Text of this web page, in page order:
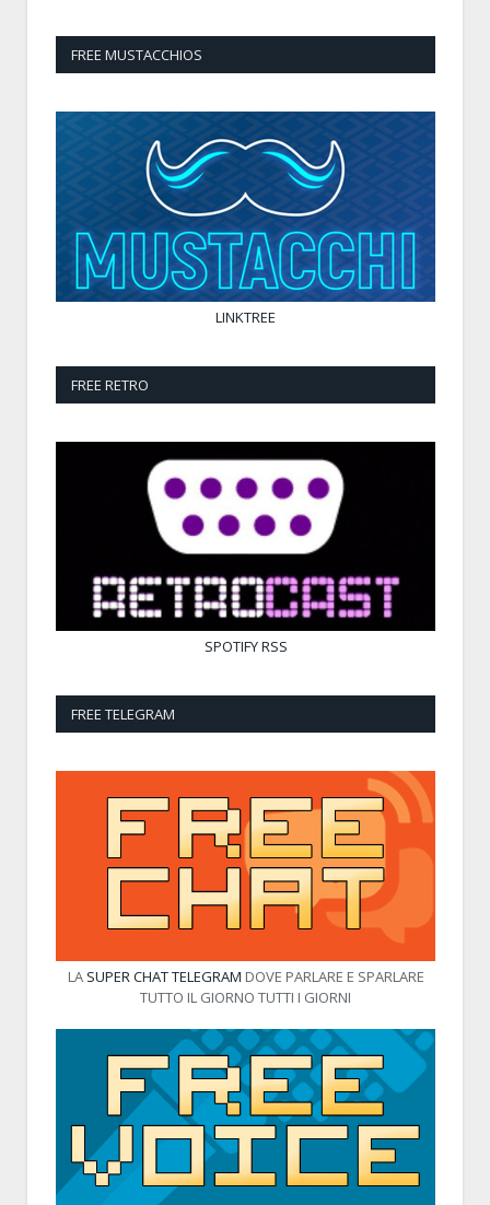
FREE MUSTACCHIOS
LINKTREE
FREE RETRO
SPOTIFYRSS
FREE TELEGRAM
LA SUPER CHAT TELEGRAM DOVE PARLARE E SPARLARE
TUTTO IL GIORNO TUTTI I GIORNI